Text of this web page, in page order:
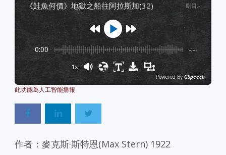
《鮭魚何價》地獄之船往阿拉斯加(32) 剧目 :-
0:00 -:--
1x
Powered By GSpeech
作者：麥克斯·斯特恩(Max Stern) 1922